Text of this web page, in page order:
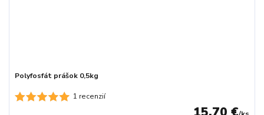
1 recenzií
Polyfosfát prášok 0,5kg